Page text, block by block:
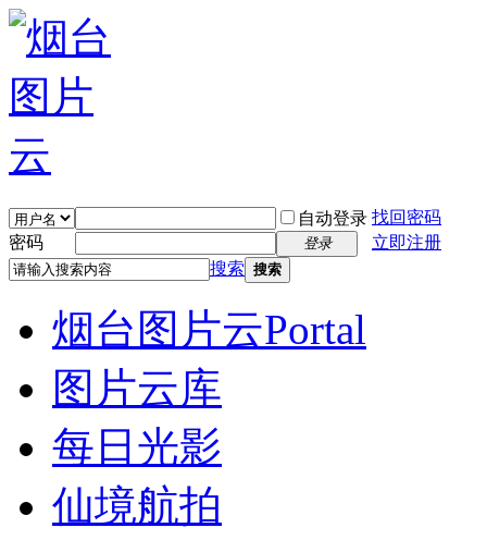
自动登录 找回密码
密码
登录
立即注册
搜索 搜索
烟台图片云Portal
图片云库
每日光影
仙境航拍